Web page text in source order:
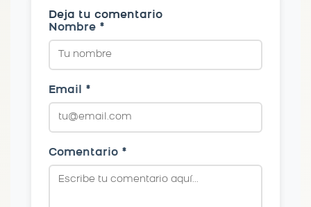
Deja tu comentario
Nombre *
Email *
Comentario *